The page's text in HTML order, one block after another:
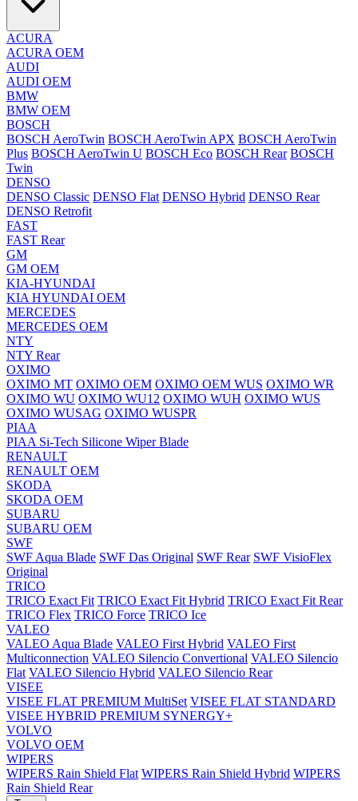
ACURA
ACURA OEM
AUDI
AUDI OEM
BMW
BMW OEM
BOSCH
BOSCH AeroTwin BOSCH AeroTwin APX BOSCH AeroTwin
Plus BOSCH AeroTwin U BOSCH Eco BOSCH Rear BOSCH
Twin
DENSO
DENSO Classic DENSO Flat DENSO Hybrid DENSO Rear
DENSO Retrofit
FAST
FAST Rear
GM
GM OEM
KIA-HYUNDAI
KIA HYUNDAI OEM
MERCEDES
MERCEDES OEM
NTY
NTY Rear
OXIMO
OXIMO MT OXIMO OEM OXIMO OEM WUS OXIMO WR
OXIMO WU OXIMO WU12 OXIMO WUH OXIMO WUS
OXIMO WUSAG OXIMO WUSPR
PIAA
PIAA Si-Tech Silicone Wiper Blade
RENAULT
RENAULT OEM
SKODA
SKODA OEM
SUBARU
SUBARU OEM
SWF
SWF Aqua Blade SWF Das Original SWF Rear SWF VisioFlex
Original
TRICO
TRICO Exact Fit TRICO Exact Fit Hybrid TRICO Exact Fit Rear
TRICO Flex TRICO Force TRICO Ice
VALEO
VALEO Aqua Blade VALEO First Hybrid VALEO First
Multiconnection VALEO Silencio Convertional VALEO Silencio
Flat VALEO Silencio Hybrid VALEO Silencio Rear
VISEE
VISEE FLAT PREMIUM MultiSet VISEE FLAT STANDARD
VISEE HYBRID PREMIUM SYNERGY+
VOLVO
VOLVO OEM
WIPERS
WIPERS Rain Shield Flat WIPERS Rain Shield Hybrid WIPERS
Rain Shield Rear